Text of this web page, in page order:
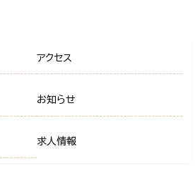
アクセス
お知らせ
求人情報